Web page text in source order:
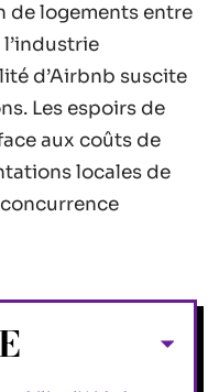
de logements entre
d’Airbnb suscite
Les espoirs de
aux coûts de
locales de